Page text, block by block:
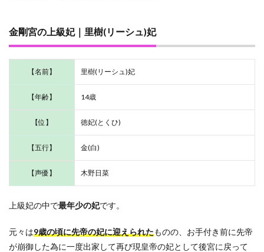
金剛宮の上級妃｜里樹(リーシュ)妃
【名前】 里樹(リーシュ)妃
【年齢】 14歳
【位】 徳妃(とくひ)
【五行】 金(白)
【声優】 木野日菜
上級妃の中で最年少の妃です。
元々は9歳の頃に先帝の妃に迎えられたものの、お手付き前に先帝
が崩御した為に一度出家して再び現皇帝の妃として後宮に戻って